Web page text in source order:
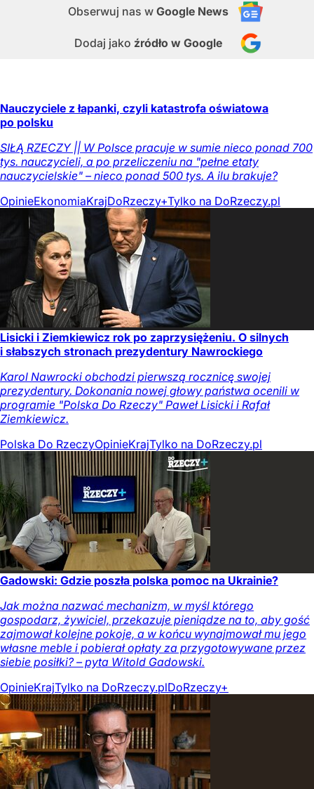
Obserwuj nas w Google News
Dodaj jako źródło w Google
Nauczyciele z łapanki, czyli katastrofa oświatowa
po polsku
SIŁĄ RZECZY || W Polsce pracuje w sumie nieco ponad 700
tys. nauczycieli, a po przeliczeniu na "pełne etaty
nauczycielskie" – nieco ponad 500 tys. A ilu brakuje?
OpinieEkonomiaKrajDoRzeczy+Tylko na DoRzeczy.pl
Lisicki i Ziemkiewicz rok po zaprzysiężeniu. O silnych
i słabszych stronach prezydentury Nawrockiego
Karol Nawrocki obchodzi pierwszą rocznicę swojej
prezydentury. Dokonania nowej głowy państwa ocenili w
programie "Polska Do Rzeczy" Paweł Lisicki i Rafał
Ziemkiewicz.
Polska Do RzeczyOpinieKrajTylko na DoRzeczy.pl
Gadowski: Gdzie poszła polska pomoc na Ukrainie?
Jak można nazwać mechanizm, w myśl którego
gospodarz, żywiciel, przekazuje pieniądze na to, aby gość
zajmował kolejne pokoje, a w końcu wynajmował mu jego
własne meble i pobierał opłaty za przygotowywane przez
siebie posiłki? – pyta Witold Gadowski.
OpinieKrajTylko na DoRzeczy.plDoRzeczy+